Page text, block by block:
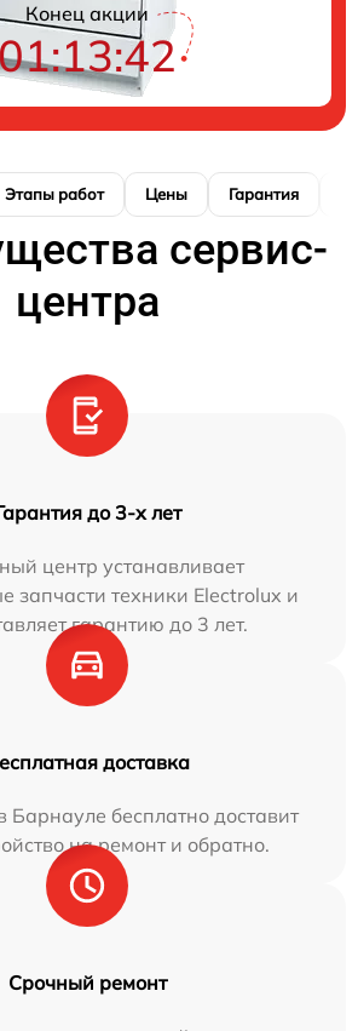
Конец акции
Этапы работ Цены Гарантия
сервис-
центра
до 3-х лет
центр устанавливает
запчасти техники Electrolux и
гарантию до 3 лет.
доставка
бесплатно доставит
на ремонт и обратно.
Срочный ремонт